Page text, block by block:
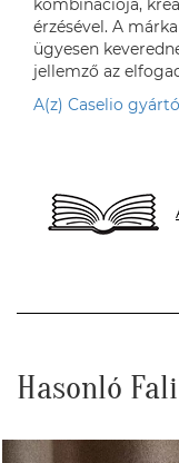
kombinációja,
érzésével. A
ügyesen
jellemző az
A(z) Caselio
Hasonló